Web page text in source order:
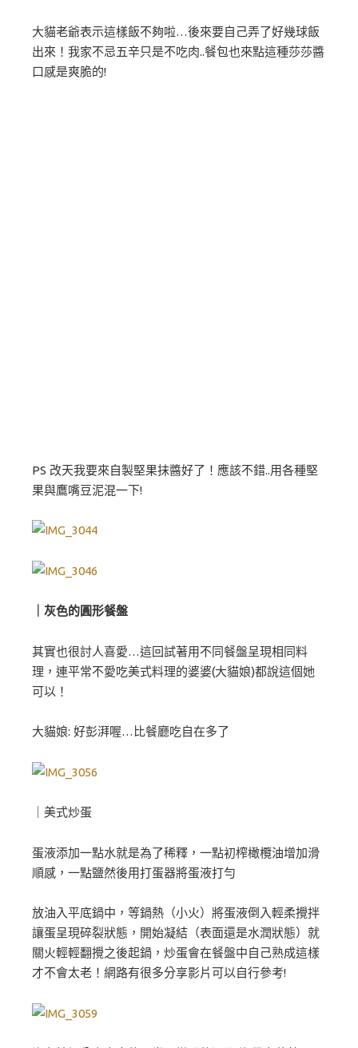
大貓老爺表示這樣飯不夠啦…後來要自己弄了好幾球飯
出來！我家不忌五辛只是不吃肉..餐包也來點這種莎莎醬
口感是爽脆的!
PS 改天我要來自製堅果抹醬好了！應該不錯..用各種堅
果與鷹嘴豆泥混一下!
｜灰色的圓形餐盤
其實也很討人喜愛…這回試著用不同餐盤呈現相同料
理，連平常不愛吃美式料理的婆婆(大貓娘)都說這個她
可以！
大貓娘: 好彭湃喔…比餐廳吃自在多了
｜美式炒蛋
蛋液添加一點水就是為了稀釋，一點初榨橄欖油增加滑
順感，一點鹽然後用打蛋器將蛋液打勻
放油入平底鍋中，等鍋熱（小火）將蛋液倒入輕柔攪拌
讓蛋呈現碎裂狀態，開始凝結（表面還是水潤狀態）就
關火輕輕翻攪之後起鍋，炒蛋會在餐盤中自己熟成這樣
才不會太老！網路有很多分享影片可以自行參考!